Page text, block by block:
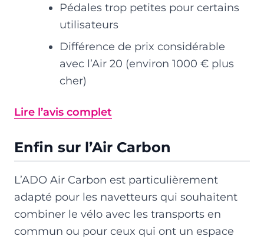
Pédales trop petites pour certains
utilisateurs
Différence de prix considérable
avec l’Air 20 (environ 1000 € plus
cher)
Lire l’avis complet
Enfin sur l’Air Carbon
L’ADO Air Carbon est particulièrement
adapté pour les navetteurs qui souhaitent
combiner le vélo avec les transports en
commun ou pour ceux qui ont un espace